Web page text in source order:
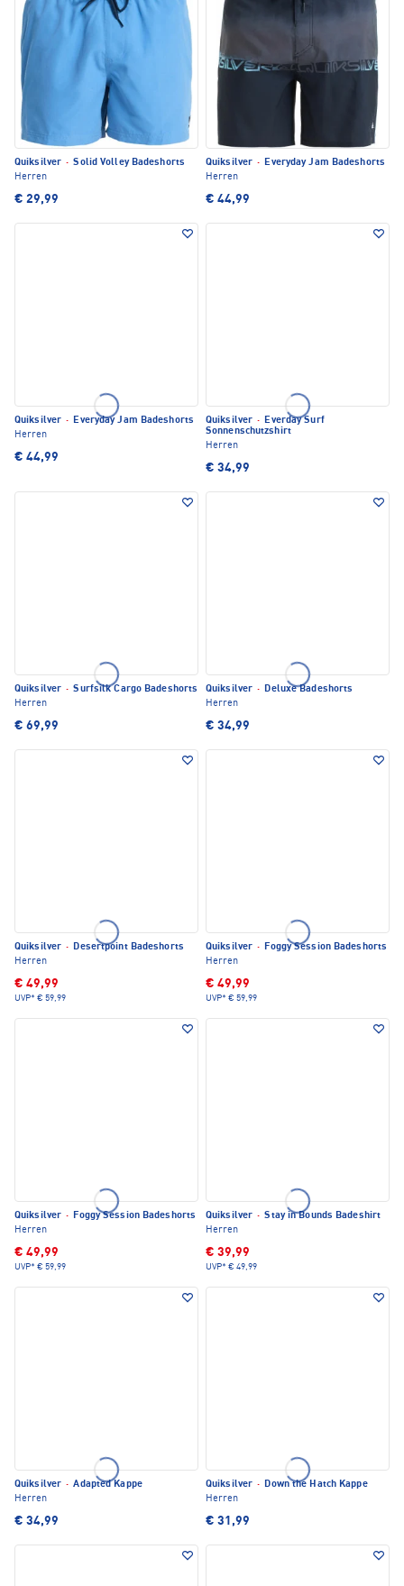
Quiksilver · Solid Volley Badeshorts
Herren
€ 29,99
Quiksilver · Everyday Jam Badeshorts
Herren
€ 44,99
Quiksilver · Everyday Jam Badeshorts
Herren
€ 44,99
Quiksilver · Everday Surf
Sonnenschutzshirt
Herren
€ 34,99
Quiksilver · Surfsilk Cargo Badeshorts
Herren
€ 69,99
Quiksilver · Deluxe Badeshorts
Herren
€ 34,99
Quiksilver · Desertpoint Badeshorts
Herren
€ 49,99
UVP* € 59,99
Quiksilver · Foggy Session Badeshorts
Herren
€ 49,99
UVP* € 59,99
Quiksilver · Foggy Session Badeshorts
Herren
€ 49,99
UVP* € 59,99
Quiksilver · Stay in Bounds Badeshirt
Herren
€ 39,99
UVP* € 49,99
Quiksilver · Adapted Kappe
Herren
€ 34,99
Quiksilver · Down the Hatch Kappe
Herren
€ 31,99